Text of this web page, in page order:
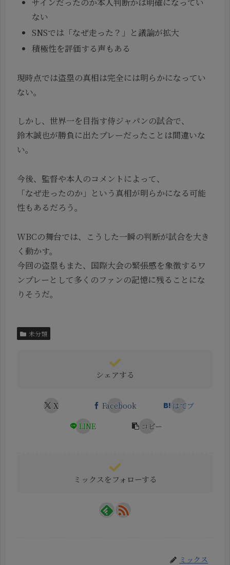
ない
SNSでは「なぜ走った？」と議論が拡大
積極性を評価する声もある
現時点では盗塁の真相は完全には明らかになってい
ない。
しかし、世界一を目指す侍ジャパンの試合で、
鈴木誠也が勝負に出たプレーだったことは間違いな
い。
今後、監督や本人のコメントによって、
「なぜ走ったのか」という真相が明らかになる可能
性もあるだろう。
WBCの舞台では、こうした一瞬の判断が試合を大き
く動かす。
今回の盗塁もまた、国際大会の緊張感を象徴するワ
ンプレーとして多くのファンの記憶に残ることにな
りそうだ。
未分類
シェアする
X Facebook
はてブ
LINE
コピー
ミックスをフォローする
ミックス